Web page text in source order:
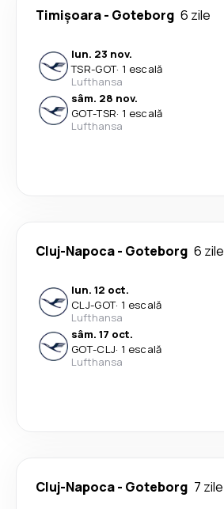
Timișoara- Goteborg 6 zile
lun. 23 nov.
TSR-GOT· 1 escală
Lufthansa
sâm. 28 nov.
GOT-TSR· 1 escală
Lufthansa
Cluj-Napoca- Goteborg 6 zile
lun. 12 oct.
CLJ-GOT· 1 escală
Lufthansa
sâm. 17 oct.
GOT-CLJ· 1 escală
Lufthansa
Cluj-Napoca- Goteborg 7 zile